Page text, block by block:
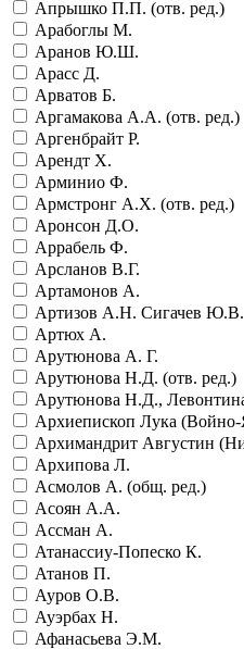
Апрышко П.П. (отв. ред.)
Арабоглы М.
Аранов Ю.Ш.
Арасс Д.
Арватов Б.
Аргамакова А.А. (отв. ред.)
Аргенбрайт Р.
Арендт Х.
Арминио Ф.
Армстронг А.Х. (отв. ред.)
Аронсон Д.О.
Аррабель Ф.
Арсланов В.Г.
Артамонов А.
Артизов А.Н. Сигачев Ю.В.
Артюх А.
Арутюнова А. Г.
Арутюнова Н.Д. (отв. ред.)
Арутюнова Н.Д.,
Архиепископ Лука
Архимандрит Августин
Архипова Л.
Асмолов А. (общ. ред.)
Асоян А.А.
Ассман А.
Атанассиу-Попеско К.
Атанов П.
Ауров О.В.
Ауэрбах Н.
Афанасьева Э.М.